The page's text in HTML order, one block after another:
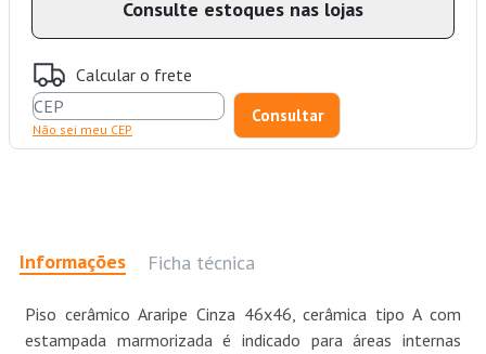
Consulte estoques nas lojas
Calcular o frete
Não sei meu CEP
Informações Ficha técnica
Piso cerâmico Araripe Cinza 46x46, cerâmica tipo A com
estampada marmorizada é indicado para áreas internas